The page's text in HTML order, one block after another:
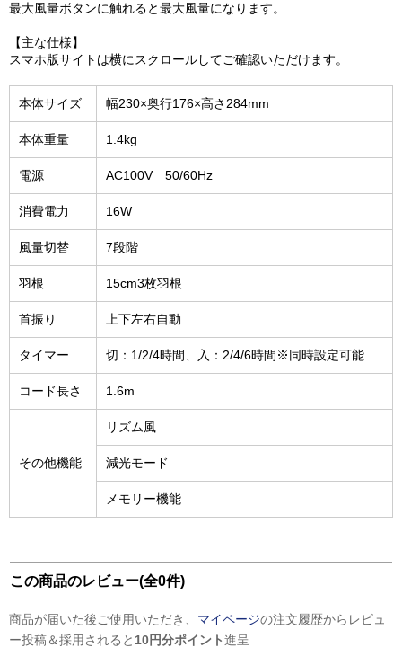
最大風量ボタンに触れると最大風量になります。
【主な仕様】
スマホ版サイトは横にスクロールしてご確認いただけます。
本体サイズ 幅230×奥行176×高さ284mm
本体重量 1.4kg
電源 AC100V 50/60Hz
消費電力 16W
風量切替 7段階
羽根 15cm3枚羽根
首振り 上下左右自動
タイマー 切：1/2/4時間、入：2/4/6時間※同時設定可能
コード長さ 1.6m
その他機能
リズム風
減光モード
メモリー機能
この商品のレビュー(全0件)
商品が届いた後ご使用いただき、 マイページの注文履歴からレビュ
ー投稿＆採用されると 10円分ポイント進呈